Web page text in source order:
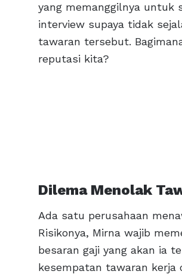
yang memanggilnya untuk
interview supaya tidak
tawaran tersebut.
reputasi kita?
Dilema Menolak
Ada satu perusahaan
Risikonya, Mirna wajib
besaran gaji yang akan ia
kesempatan tawaran kerja